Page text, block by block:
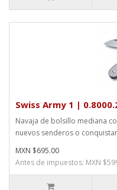
Swiss Army 1 |
Navaja de bolsillo mediana
nuevos senderos o
MXN $695.00
Antes de impuestos: MXN